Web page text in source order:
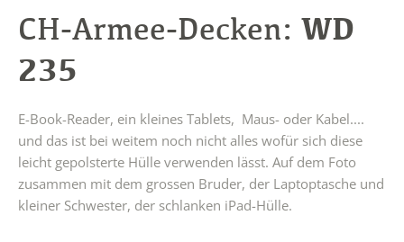
CH-Armee-Decken: WD
235
E-Book-Reader, ein kleines Tablets, Maus- oder Kabel....
und das ist bei weitem noch nicht alles wofür sich diese
leicht gepolsterte Hülle verwenden lässt. Auf dem Foto
zusammen mit dem grossen Bruder, der Laptoptasche und
kleiner Schwester, der schlanken iPad-Hülle.